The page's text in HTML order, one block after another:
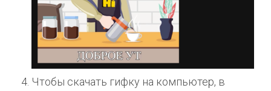
Чтобы скачать гифку на компьютер, в